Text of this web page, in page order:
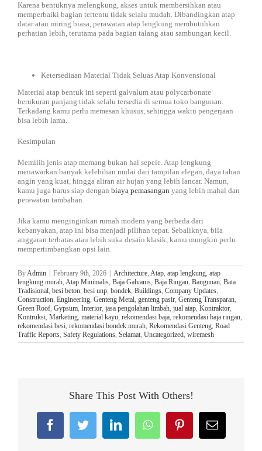
Karena bentuknya melengkung, akses untuk membersihkan atau
memperbaiki bagian tertentu tidak selalu mudah. Dibandingkan atap
datar atau miring biasa, perawatan atap lengkung membutuhkan
perhatian lebih, terutama pada bagian talang atau sambungan kecil.
Ketersediaan Material Tidak Seluas Atap Konvensional
Material atap bentuk ini seperti galvalum atau polycarbonate
berukuran panjang tidak selalu tersedia di semua toko bangunan.
Terkadang kamu perlu memesan khusus, sehingga waktu pengerjaan
bisa lebih lama.
Kesimpulan
Memilih jenis atap memang bukan hal sepele. Atap lengkung
menawarkan banyak kelebihan mulai dari tampilan elegan, daya tahan
angin yang kuat, hingga aliran air hujan yang lebih lancar. Namun,
kamu juga harus siap dengan biaya pemasangan yang lebih mahal dan
perawatan tambahan.
Jika kamu menginginkan rumah modern yang berbeda dari
kebanyakan, atap ini bisa menjadi pilihan tepat. Sebaliknya, bila
anggaran terbatas atau lebih suka desain klasik, kamu mungkin perlu
mempertimbangkan opsi lain.
ByAdmin February 9th, 2026 Architecture, Atap, atap lengkung, atap
lengkung murah, Atap Minimalis, Baja Galvanis, Baja Ringan, Bangunan, Bata
Tradisional, besi beton, besi unp, bondek, Buildings, Company Updates,
Construction, Engineering, Genteng Metal, genteng pasir, Genteng Transparan,
Green Roof, Gypsum, Interior, jasa pengolahan limbah, jual atap, Kontraktor,
Kontruksi, Marketing, material kayu, rekomendasi baja, rekomendasi baja ringan,
rekomendasi besi, rekomendasi bondek murah, Rekomendasi Genteng, Road
Traffic Reports, Safety Regulations, Selamat, Uncategorized, wiremesh
Share This Post With Others!
FacebookTwitterLinkedInWhatsAppPinterestEmail